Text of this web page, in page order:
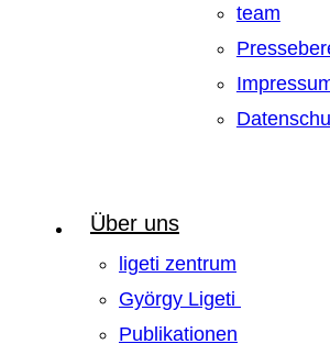
team
Über uns
ligeti zentrum
György Ligeti
Publikationen